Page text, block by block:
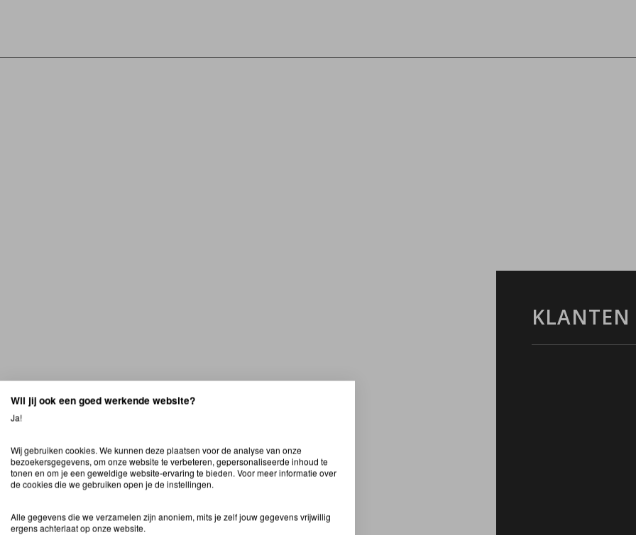
KLANTEN
Hilversum
Wil jij ook een goed werkende website?
Ja!
Wij gebruiken cookies. We kunnen deze plaatsen voor de analyse van onze
bezoekersgegevens, om onze website te verbeteren, gepersonaliseerde inhoud te
tonen en om je een geweldige website-ervaring te bieden. Voor meer informatie over
de cookies die we gebruiken open je de instellingen.
Alle gegevens die we verzamelen zijn anoniem, mits je zelf jouw gegevens vrijwillig
ergens achterlaat op onze website.